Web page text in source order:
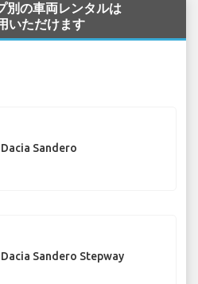
別の車両レンタルは
いただけます
Dacia Sandero
Dacia Sandero Stepway